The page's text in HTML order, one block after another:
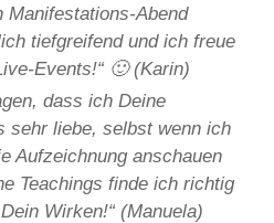
Manifestations-Abend
tiefgreifend und ich freue
Events!“ 🙂 (Karin)
dass ich Deine
sehr liebe, selbst wenn ich
Aufzeichnung anschauen
Teachings finde ich richtig
Wirken!“ (Manuela)